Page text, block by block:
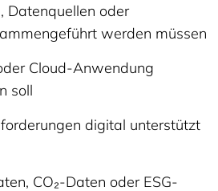
Datenquellen oder
werden müssen
Cloud-Anwendung
soll
digital unterstützt
CO₂-Daten oder ESG-